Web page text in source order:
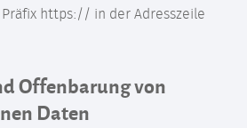
https:// in der Adresszeile
Offenbarung von
Daten